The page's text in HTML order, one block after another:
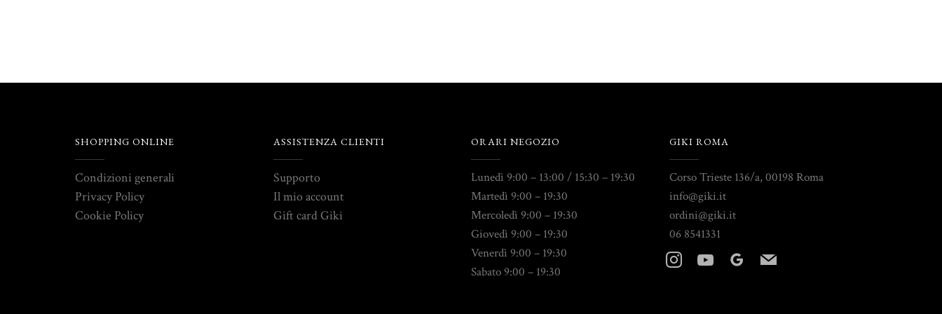
SHOPPING ONLINE
Condizioni generali
Privacy Policy
Cookie Policy
ASSISTENZA CLIENTI
Supporto
Il mio account
Gift card Giki
ORARI NEGOZIO
Lunedì 9:00 – 13:00 / 15:30 – 19:30
Martedì 9:00 – 19:30
Mercoledì 9:00 – 19:30
Giovedì 9:00 – 19:30
Venerdì 9:00 – 19:30
Sabato 9:00 – 19:30
GIKI ROMA
Corso Trieste 136/a, 00198 Roma
info@giki.it
ordini@giki.it
06 8541331
instagramyoutubegoogleplus
mail